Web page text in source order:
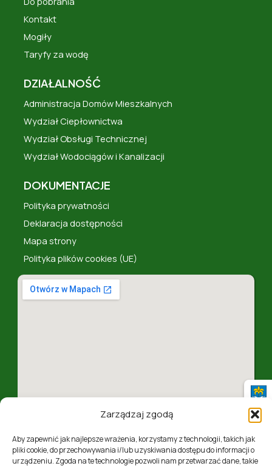
Zarządzaj zgodą
Aby zapewnić jak najlepsze wrażenia, korzystamy z technologii, takich jak
pliki cookie, do przechowywania i/lub uzyskiwania dostępu do informacji o
urządzeniu. Zgoda na te technologie pozwoli nam przetwarzać dane, takie
Kontakt
Mogiły
Taryfy za wodę
DZIAŁALNOŚĆ
Administracja Domów Mieszkalnych
Wydział Ciepłownictwa
Wydział Obsługi Technicznej
Wydział Wodociągów i Kanalizacji
DOKUMENTACJE
Polityka prywatności
Deklaracja dostępności
Mapa strony
Polityka plików cookies (UE)